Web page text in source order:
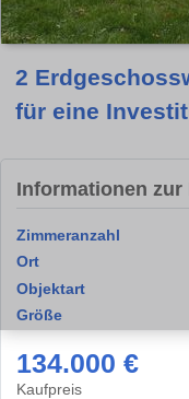
2
für eine
Informationen zur
Zimmeranzahl
Ort
Objektart
Größe
134.000 €
Kaufpreis